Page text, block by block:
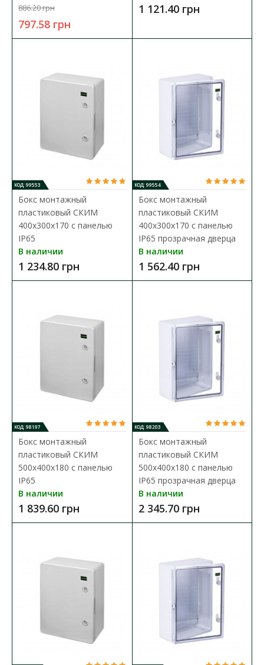
Бокс монтажный пластиковый СКИМ 300х200х130
Бокси монтажные СКИМ выполнены из ударопрочного ABS
пластика и предназначены для обеспечения за..
В сравнения
-10%
-10%
886.20 грн
797.58 грн
1 121.40 грн
КОД: 99553
Бокс монтажный
пластиковый СКИМ
400х300х170 с панелью
IP65
В наличии
1 234.80 грн
КОД: 99554
Бокс монтажный
пластиковый СКИМ
400х300х170 с панелью
IP65 прозрачная дверца
В наличии
1 562.40 грн
КОД: 98197
Бокс монтажный
пластиковый СКИМ
500х400х180 с панелью
IP65
В наличии
1 839.60 грн
КОД: 98203
Бокс монтажный
пластиковый СКИМ
500х400х180 с панелью
IP65 прозрачная дверца
В наличии
2 345.70 грн